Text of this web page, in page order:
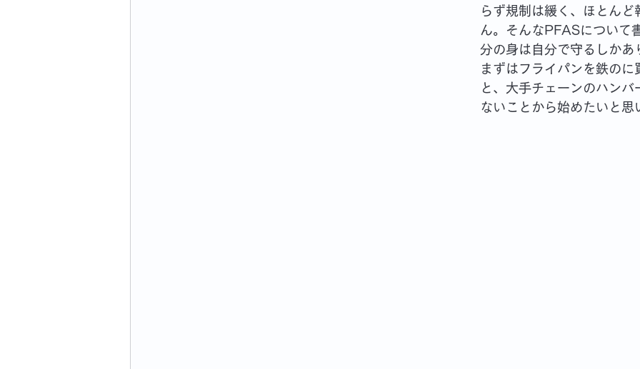
らず規制は緩く、ほとんど
ん。そんなPFASについて
分の身は自分で守るしかあ
まずはフライパンを鉄のに
と、大手チェーンのハンバ
ないことから始めたいと思